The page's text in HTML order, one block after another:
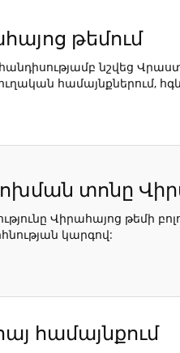
թեմում
նշվեց
համայնքներում,
տոնը
Վիրահայոց թեմի
կարգով:
համայնքում